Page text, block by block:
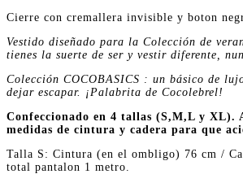
Cierre con cremallera invisible y boton
Vestido diseñado para la Colección de
tienes la suerte de ser y vestir diferente,
Colección COCOBASICS : un básico de
dejar escapar. ¡Palabrita de Cocolebrel!
Confeccionado en 4 tallas (S,M,L y XL).
medidas de cintura y cadera para que
Talla S: Cintura (en el ombligo) 76 cm /
total pantalon 1 metro.